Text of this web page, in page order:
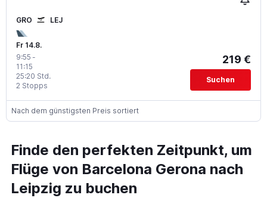
GRO LEJ
Fr 14.8.
9:55 -
11:15
2 Stopps
25:20 Std.
219 €
Suchen
Nach dem günstigsten Preis sortiert
Finde den perfekten Zeitpunkt, um
Flüge von Barcelona Gerona nach
Leipzig zu buchen